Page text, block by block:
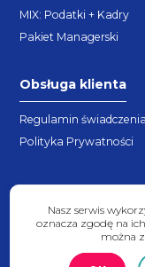
MIX: Podatki + Kadry
Pakiet Managerski
Obsługa klienta
Regulamin świadczenia
Polityka Prywatności
Nasz serwis
oznacza zgodę na
można